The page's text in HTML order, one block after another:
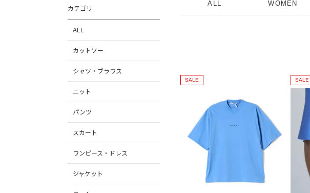
カテゴリ
ALL
カットソー
シャツ・ブラウス
ニット
パンツ
スカート
ワンピース・ドレス
ジャケット
ALL WOMEN
SALE SALE